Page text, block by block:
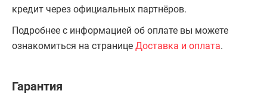
кредит через официальных партнёров.
Подробнее с информацией об оплате вы можете
ознакомиться на странице Доставка и оплата.
Гарантия